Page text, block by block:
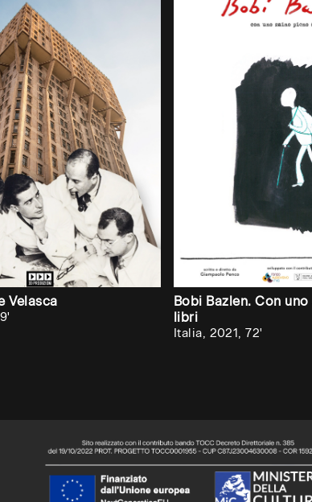
Velasca
Bobi Bazlen. Con
libri
Italia, 2021, 72'